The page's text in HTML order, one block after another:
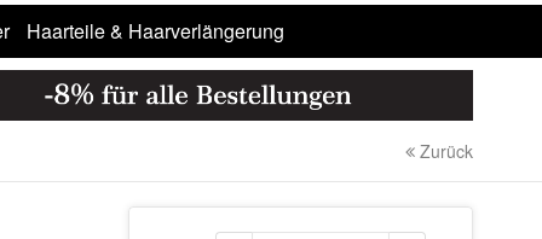
Haarteile & Haarverlängerung
Zurück